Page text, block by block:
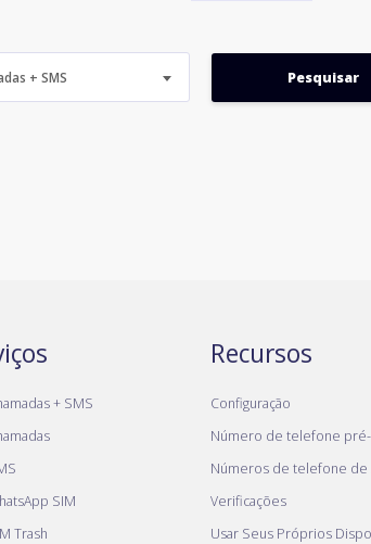
+ SMS
+ SMS
SIM
Trash
Recursos
Configuração
Número de telefone
Números de telefone de
Verificações
Usar Seus Próprios